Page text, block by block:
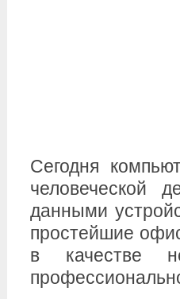
Сегодня
человеческой
данными
простейшие
в качестве